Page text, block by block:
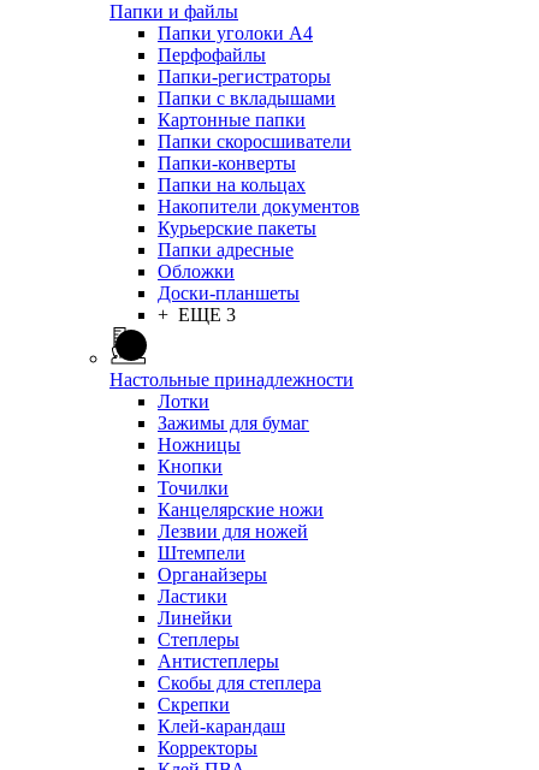
Папки и файлы
Папки уголоки А4
Перфофайлы
Папки-регистраторы
Папки с вкладышами
Картонные папки
Папки скоросшиватели
Папки-конверты
Папки на кольцах
Накопители документов
Курьерские пакеты
Папки адресные
Обложки
Доски-планшеты
+ ЕЩЕ 3
Настольные принадлежности
Лотки
Зажимы для бумаг
Ножницы
Кнопки
Точилки
Канцелярские ножи
Лезвии для ножей
Штемпели
Органайзеры
Ластики
Линейки
Степлеры
Антистеплеры
Скобы для степлера
Скрепки
Клей-карандаш
Корректоры